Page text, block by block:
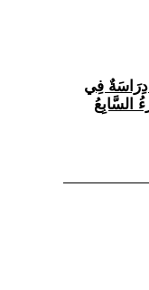
دِرَاسَةٌ فِي
السَّابِعُ